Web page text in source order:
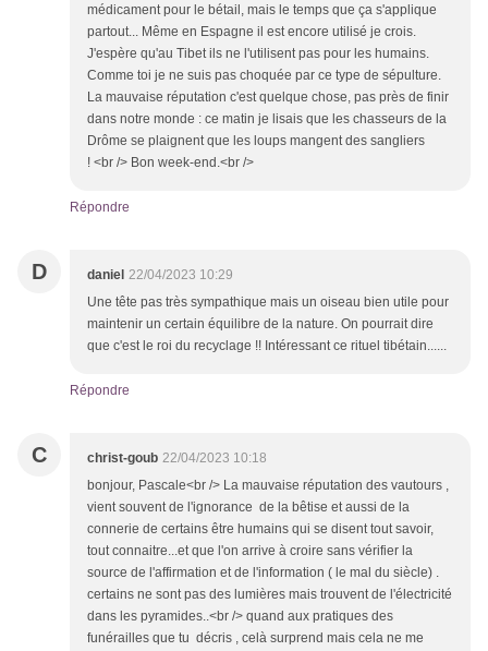
médicament pour le bétail, mais le temps que ça s'applique
partout... Même en Espagne il est encore utilisé je crois.
J'espère qu'au Tibet ils ne l'utilisent pas pour les humains.
Comme toi je ne suis pas choquée par ce type de sépulture.
La mauvaise réputation c'est quelque chose, pas près de finir
dans notre monde : ce matin je lisais que les chasseurs de la
Drôme se plaignent que les loups mangent des sangliers
! <br /> Bon week-end.<br />
Répondre
D daniel 22/04/2023 10:29
Une tête pas très sympathique mais un oiseau bien utile pour
maintenir un certain équilibre de la nature. On pourrait dire
que c'est le roi du recyclage !! Intéressant ce rituel tibétain......
Répondre
C christ-goub 22/04/2023 10:18
bonjour, Pascale<br /> La mauvaise réputation des vautours ,
vient souvent de l'ignorance de la bêtise et aussi de la
connerie de certains être humains qui se disent tout savoir,
tout connaitre...et que l'on arrive à croire sans vérifier la
source de l'affirmation et de l'information ( le mal du siècle) .
certains ne sont pas des lumières mais trouvent de l'électricité
dans les pyramides..<br /> quand aux pratiques des
funérailles que tu décris , celà surprend mais cela ne me